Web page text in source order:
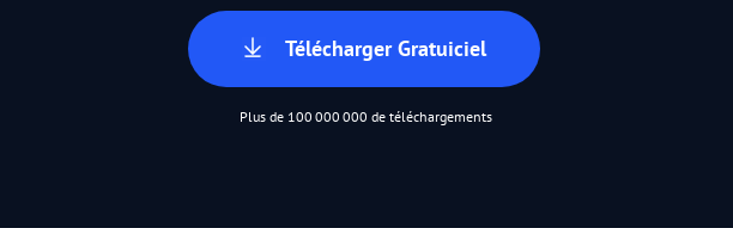
Télécharger Gratuiciel
Plus de 100 000 000 de téléchargements